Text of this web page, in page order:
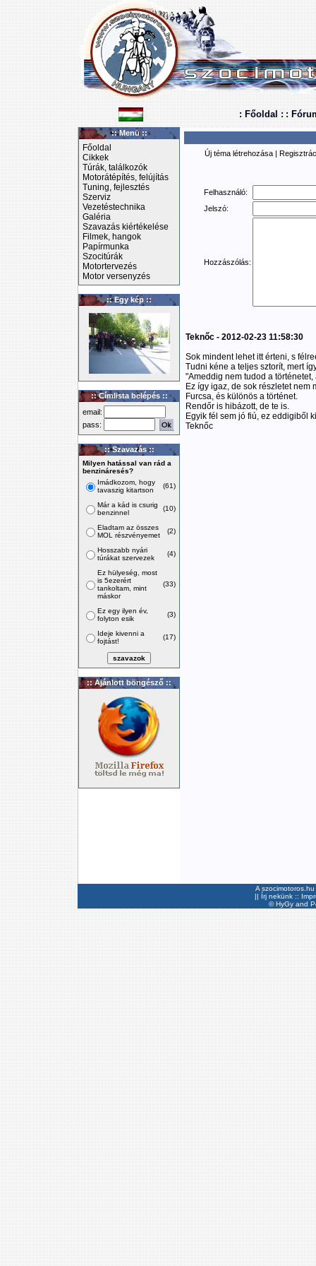
: Főoldal : :
:: Menü ::
Főoldal
Cikkek
Túrák, találkozók
Motorátépítés, felújítás
Tuning, fejlesztés
Szerviz
Vezetéstechnika
Galéria
Szavazás kiértékelése
Filmek, hangok
Papírmunka
Szocitúrák
Motortervezés
Motor versenyzés
:: Egy kép ::
:: Címlista belépés ::
email:
pass:
:: Szavazás ::
Milyen hatással van rád a
benzináresés?
Imádkozom, hogy
tavaszig kitartson
(61)
Már a kád is csurig
benzinnel
(10)
Eladtam az összes
MOL részvényemet
(2)
Hosszabb nyári
túrákat szervezek
(4)
Ez hülyeség, most
is 5ezerért
tankoltam, mint
máskor
(33)
Ez egy ilyen év,
folyton esik
(3)
Ideje kivenni a
fojtást!
(17)
:: Ajánlott böngésző ::
Új téma létrehozása |
Felhasználó:
Jelszó:
Hozzászólás:
Teknőc - 2012-02-23 11:58:30
Sok mindent lehet itt érteni, s
Tudni kéne a teljes sztorít, mert
"Ameddig nem tudod a
Ez így igaz, de sok részletet nem
Furcsa, és különös a történet.
Rendőr is hibázott, de te is.
Egyik fél sem jó fiú, ez eddigiből
Teknőc
A
|| Írj nekünk ::
©HyGyand